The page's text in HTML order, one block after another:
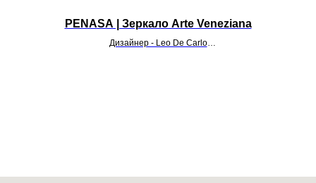
PENASA | Зеркало Arte Veneziana
Дизайнер - Leo De Carlo